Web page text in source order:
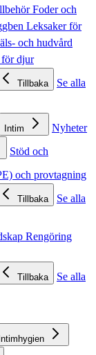
Foder och
Leksaker för
och hudvård
djur
Tillbaka
Se alla
Intim
Nyheter
Stöd och
och provtagning
Tillbaka
Se alla
Rengöring
Tillbaka
Se alla
Intimhygien